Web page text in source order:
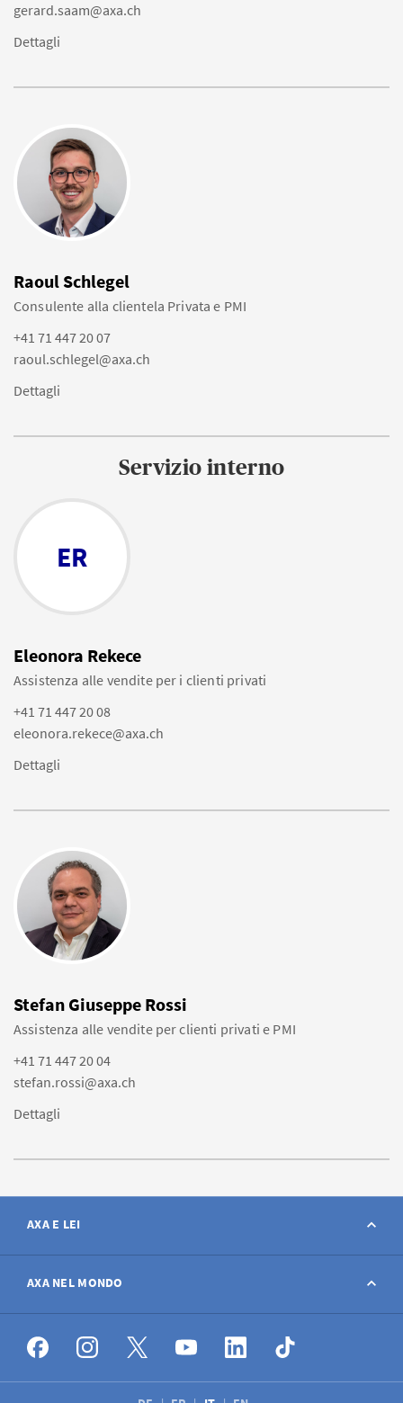
gerard.saam@axa.ch
Dettagli
Raoul Schlegel
Consulente alla clientela Privata e PMI
+41 71 447 20 07
raoul.schlegel@axa.ch
Dettagli
Servizio interno
ER
Eleonora Rekece
Assistenza alle vendite per i clienti privati
+41 71 447 20 08
eleonora.rekece@axa.ch
Dettagli
Stefan Giuseppe Rossi
Assistenza alle vendite per clienti privati e PMI
+41 71 447 20 04
stefan.rossi@axa.ch
Dettagli
AXA E LEI
Contatto
Avviso sinistro
Offerte di lavoro
AXA NEL MONDO
AXA nel mondo